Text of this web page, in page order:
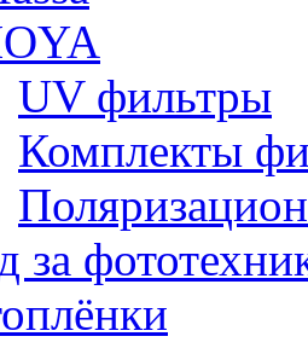
UV фильтры
Комплекты
за